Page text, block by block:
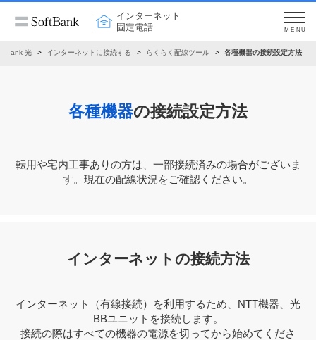
インターネット
固定電話
MENU
光 インターネットに接続する らくらく配線ツール 各種機器の接続設定方法
各種機器の接続設定方法
転⽤や宅内⼯事ありの⽅は、⼀部接続済みの場合がございま
す。現在の配線状況をご確認ください。
インターネットの接続方法
インターネット（有線接続）を利用するため、NTT機器、光
BBユニットを接続します。
接続の際はすべての機器の電源を切ってから始めてくださ